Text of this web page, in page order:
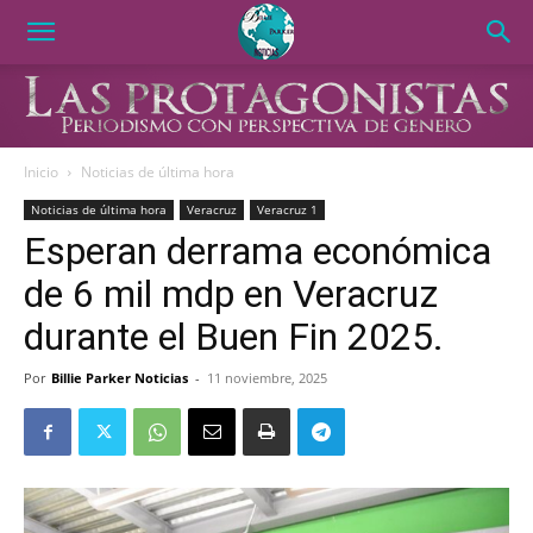
Inicio Noticias de última hora
Noticias de última hora Veracruz Veracruz 1
Esperan derrama económica
de 6 mil mdp en Veracruz
durante el Buen Fin 2025.
Por Billie Parker Noticias - 11 noviembre, 2025